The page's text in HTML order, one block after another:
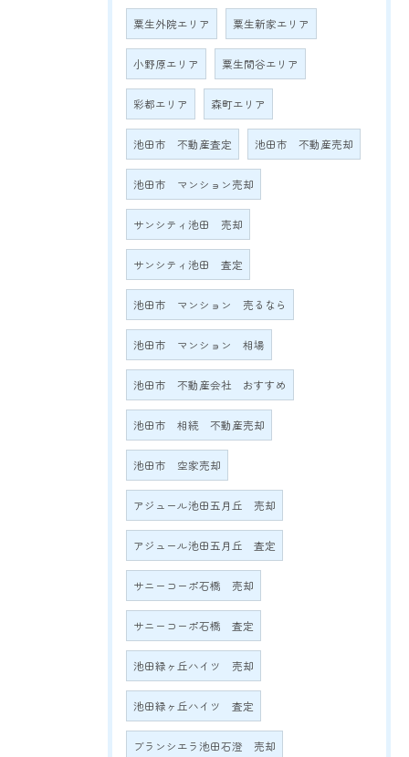
粟生外院エリア 粟生新家エリア
小野原エリア 粟生間谷エリア
彩都エリア 森町エリア
池田市 不動産査定 池田市 不動産売却
池田市 マンション売却
サンシティ池田 売却
サンシティ池田 査定
池田市 マンション 売るなら
池田市 マンション 相場
池田市 不動産会社 おすすめ
池田市 相続 不動産売却
池田市 空家売却
アジュール池田五月丘 売却
アジュール池田五月丘 査定
サニーコーポ石橋 売却
サニーコーポ石橋 査定
池田緑ヶ丘ハイツ 売却
池田緑ヶ丘ハイツ 査定
ブランシエラ池田石澄 売却